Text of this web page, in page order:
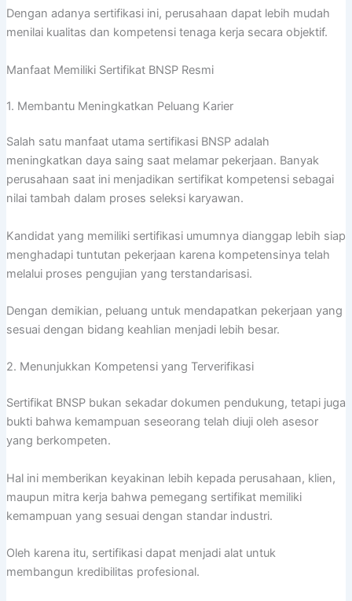
Dengan adanya sertifikasi ini, perusahaan dapat lebih mudah
menilai kualitas dan kompetensi tenaga kerja secara objektif.
Manfaat Memiliki Sertifikat BNSP Resmi
1. Membantu Meningkatkan Peluang Karier
Salah satu manfaat utama sertifikasi BNSP adalah
meningkatkan daya saing saat melamar pekerjaan. Banyak
perusahaan saat ini menjadikan sertifikat kompetensi sebagai
nilai tambah dalam proses seleksi karyawan.
Kandidat yang memiliki sertifikasi umumnya dianggap lebih siap
menghadapi tuntutan pekerjaan karena kompetensinya telah
melalui proses pengujian yang terstandarisasi.
Dengan demikian, peluang untuk mendapatkan pekerjaan yang
sesuai dengan bidang keahlian menjadi lebih besar.
2. Menunjukkan Kompetensi yang Terverifikasi
Sertifikat BNSP bukan sekadar dokumen pendukung, tetapi juga
bukti bahwa kemampuan seseorang telah diuji oleh asesor
yang berkompeten.
Hal ini memberikan keyakinan lebih kepada perusahaan, klien,
maupun mitra kerja bahwa pemegang sertifikat memiliki
kemampuan yang sesuai dengan standar industri.
Oleh karena itu, sertifikasi dapat menjadi alat untuk
membangun kredibilitas profesional.